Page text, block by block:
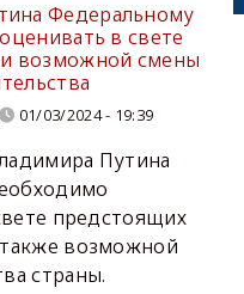
Федеральному
в свете
возможной смены
01/03/2024 - 19:39
Путина
предстоящих
возможной
страны.